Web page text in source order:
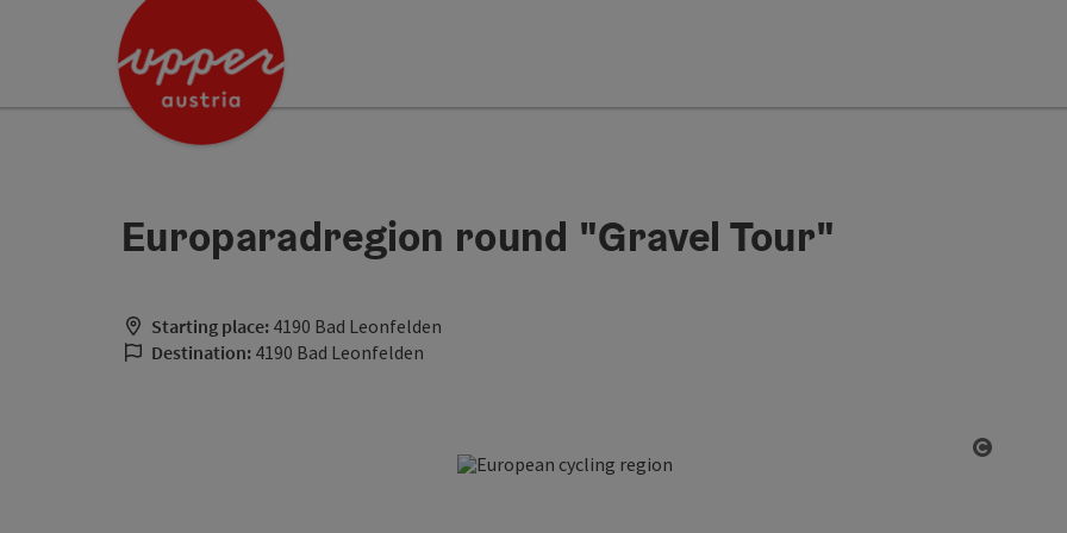
Accesskey
Accesskey
Europaradregion round "Gravel Tour"
Starting place: 4190 Bad Leonfelden
Destination: 4190 Bad Leonfelden